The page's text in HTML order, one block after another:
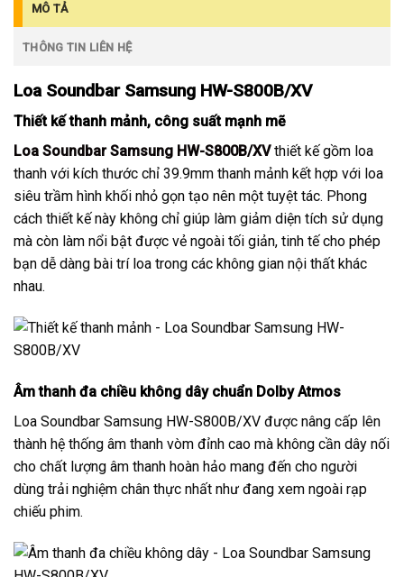
MÔ TẢ
THÔNG TIN LIÊN HỆ
Loa Soundbar Samsung HW-S800B/XV
Thiết kế thanh mảnh, công suất mạnh mẽ
Loa Soundbar Samsung HW-S800B/XVthiết kế gồm loa
thanh với kích thước chỉ 39.9mm thanh mảnh kết hợp với loa
siêu trầm hình khối nhỏ gọn tạo nên một tuyệt tác. Phong
cách thiết kế này không chỉ giúp làm giảm diện tích sử dụng
mà còn làm nổi bật được vẻ ngoài tối giản, tinh tế cho phép
bạn dễ dàng bài trí loa trong các không gian nội thất khác
nhau.
Âm thanh đa chiều không dây chuẩn Dolby Atmos
Loa Soundbar Samsung HW-S800B/XV được nâng cấp lên
thành hệ thống âm thanh vòm đỉnh cao mà không cần dây nối
cho chất lượng âm thanh hoàn hảo mang đến cho người
dùng trải nghiệm chân thực nhất như đang xem ngoài rạp
chiếu phim.